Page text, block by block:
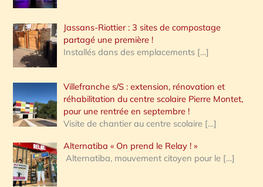
Jassans-Riottier : 3 sites de compostage
partagé une première !
Installés dans des emplacements […]
Villefranche s/S : extension, rénovation et
réhabilitation du centre scolaire Pierre Montet,
pour une rentrée en septembre !
Visite de chantier au centre scolaire […]
Alternatiba « On prend le Relay ! »
Alternatiba, mouvement citoyen pour le […]